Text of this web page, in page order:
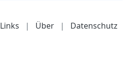
Links | Über | Datenschutz